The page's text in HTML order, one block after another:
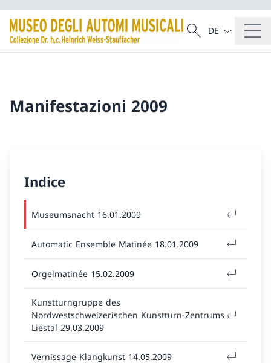
Cercare
Ricerca
Dal menu a
Manifestazioni 2009
Indice
Museumsnacht 16.01.2009
Automatic Ensemble Matinée 18.01.2009
Orgelmatinée 15.02.2009
Kunstturngruppe des
Nordwestschweizerischen Kunstturn-Zentrums
Liestal 29.03.2009
Vernissage Klangkunst 14.05.2009